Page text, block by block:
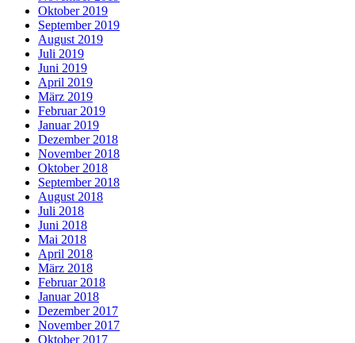
Oktober 2019
September 2019
August 2019
Juli 2019
Juni 2019
April 2019
März 2019
Februar 2019
Januar 2019
Dezember 2018
November 2018
Oktober 2018
September 2018
August 2018
Juli 2018
Juni 2018
Mai 2018
April 2018
März 2018
Februar 2018
Januar 2018
Dezember 2017
November 2017
Oktober 2017